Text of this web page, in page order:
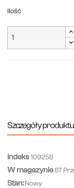
Ilość
Szczegóły produktu
Indeks109258
W magazynie87
Stan: Nowy